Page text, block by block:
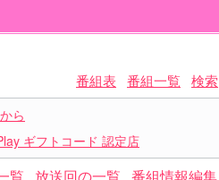
番組表 番組一覧 検索
ら
ギフトコード 認定店